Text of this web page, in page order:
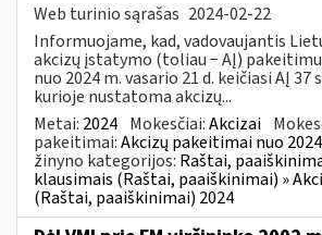
Web turinio sąrašas 2024-02-22
Informuojame, kad, vadovaujantis
akcizų įstatymo (toliau − AĮ) pakeitimu
nuo 2024 m. vasario 21 d. keičiasi AĮ
kurioje nustatoma akcizų...
Metai: 2024 Mokesčiai:Akcizai
pakeitimai:Akcizų pakeitimai nuo
žinyno kategorijos: Raštai,
klausimais (Raštai, paaiškinimai) »
(Raštai, paaiškinimai) 2024